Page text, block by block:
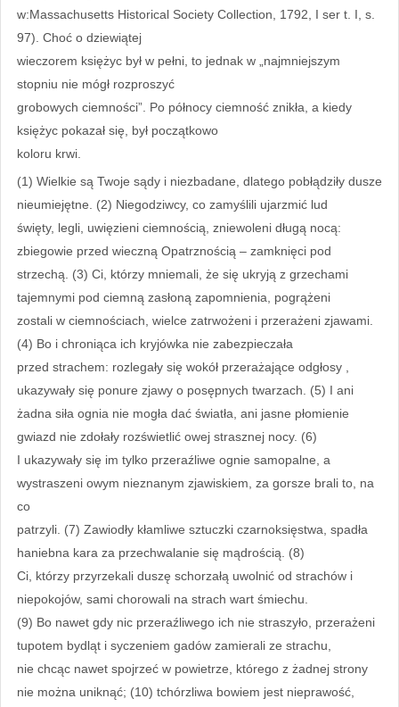
w:Massachusetts Historical Society Collection, 1792, I ser t. I, s.
97). Choć o dziewiątej
wieczorem księżyc był w pełni, to jednak w „najmniejszym
stopniu nie mógł rozproszyć
grobowych ciemności”. Po północy ciemność znikła, a kiedy
księżyc pokazał się, był początkowo
koloru krwi.
(1) Wielkie są Twoje sądy i niezbadane, dlatego pobłądziły dusze
nieumiejętne. (2) Niegodziwcy, co zamyślili ujarzmić lud
święty, legli, uwięzieni ciemnością, zniewoleni długą nocą:
zbiegowie przed wieczną Opatrznością – zamknięci pod
strzechą. (3) Ci, którzy mniemali, że się ukryją z grzechami
tajemnymi pod ciemną zasłoną zapomnienia, pogrążeni
zostali w ciemnościach, wielce zatrwożeni i przerażeni zjawami.
(4) Bo i chroniąca ich kryjówka nie zabezpieczała
przed strachem: rozlegały się wokół przerażające odgłosy ,
ukazywały się ponure zjawy o posępnych twarzach. (5) I ani
żadna siła ognia nie mogła dać światła, ani jasne płomienie
gwiazd nie zdołały rozświetlić owej strasznej nocy. (6)
I ukazywały się im tylko przeraźliwe ognie samopalne, a
wystraszeni owym nieznanym zjawiskiem, za gorsze brali to, na
co
patrzyli. (7) Zawiodły kłamliwe sztuczki czarnoksięstwa, spadła
haniebna kara za przechwalanie się mądrością. (8)
Ci, którzy przyrzekali duszę schorzałą uwolnić od strachów i
niepokojów, sami chorowali na strach wart śmiechu.
(9) Bo nawet gdy nic przeraźliwego ich nie straszyło, przerażeni
tupotem bydląt i syczeniem gadów zamierali ze strachu,
nie chcąc nawet spojrzeć w powietrze, którego z żadnej strony
nie można uniknąć; (10) tchórzliwa bowiem jest nieprawość,